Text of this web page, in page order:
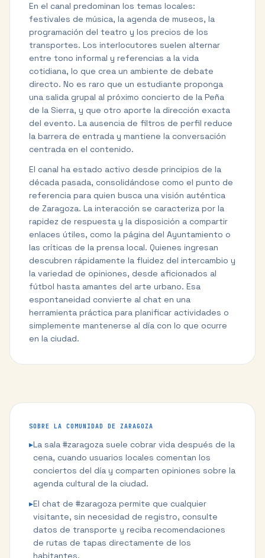
En el canal predominan los temas locales:
festivales de música, la agenda de museos, la
programación del teatro y los precios de los
transportes. Los interlocutores suelen alternar
entre tono informal y referencias a la vida
cotidiana, lo que crea un ambiente de debate
directo. No es raro que un estudiante proponga
una salida grupal al próximo concierto de la Peña
de la Sierra, y que otro aporte la dirección exacta
del evento. La ausencia de filtros de perfil reduce
la barrera de entrada y mantiene la conversación
centrada en el contenido.
El canal ha estado activo desde principios de la
década pasada, consolidándose como el punto de
referencia para quien busca una visión auténtica
de Zaragoza. La interacción se caracteriza por la
rapidez de respuesta y la disposición a compartir
enlaces útiles, como la página del Ayuntamiento o
las críticas de la prensa local. Quienes ingresan
descubren rápidamente la fluidez del intercambio y
la variedad de opiniones, desde aficionados al
fútbol hasta amantes del arte urbano. Esa
espontaneidad convierte al chat en una
herramienta práctica para planificar actividades o
simplemente mantenerse al día con lo que ocurre
en la ciudad.
SOBRE LA COMUNIDAD DE ZARAGOZA
▸La sala #zaragoza suele cobrar vida después de la
cena, cuando usuarios locales comentan los
conciertos del día y comparten opiniones sobre la
agenda cultural de la ciudad.
▸El chat de #zaragoza permite que cualquier
visitante, sin necesidad de registro, consulte
datos de transporte y reciba recomendaciones
de rutas de tapas directamente de los
habitantes.